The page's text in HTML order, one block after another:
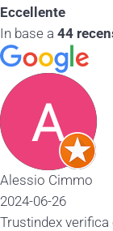
Eccellente
In base a 44
Alessio Cimmo
2024-06-26
Trustindex